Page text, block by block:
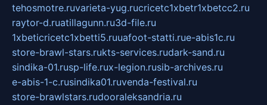
tehosmotre.ruvarieta-yug.rucricetc1xbetr1xbetcc2.ru
raytor-d.ruatillagunn.ru3d-file.ru
1xbeticricetc1xbetti5.ruuafoot-statti.rue-abis1c.ru
store-brawl-stars.rukts-services.rudark-sand.ru
sindika-01.rusp-life.rux-legion.rusib-archives.ru
e-abis-1-c.rusindika01.ruvenda-festival.ru
store-brawlstars.rudooraleksandria.ru